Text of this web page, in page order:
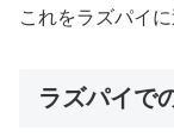
これをラズパイ
ラズパイで